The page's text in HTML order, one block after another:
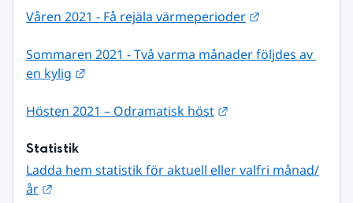
Våren 2021 - Få rejäla värmeperioder
Sommaren 2021 - Två varma månader följdes av
en kylig
Hösten 2021 – Odramatisk höst
Statistik
Ladda hem statistik för aktuell eller valfri månad/
år